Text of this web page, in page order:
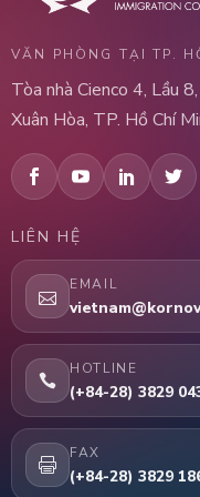
VĂN PHÒNG TẠI TP.
Tòa nhà Cienco 4, Lầu
Xuân Hòa, TP. Hồ Chí
LIÊN HỆ
EMAIL
HOTLINE
(+84-28) 3829
FAX
(+84-28) 3829